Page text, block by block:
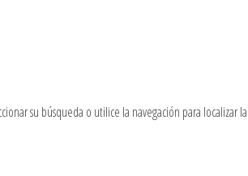
su búsqueda o utilice la navegación para localizar